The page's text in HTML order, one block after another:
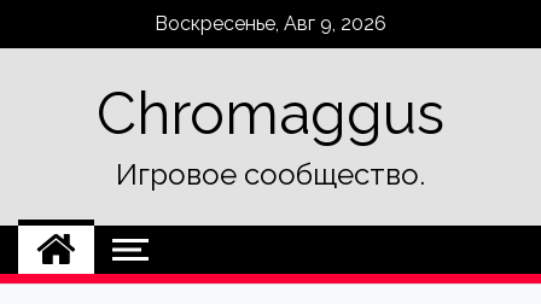
Воскресенье, Авг 9, 2026
Chromaggus
Игровое сообщество.